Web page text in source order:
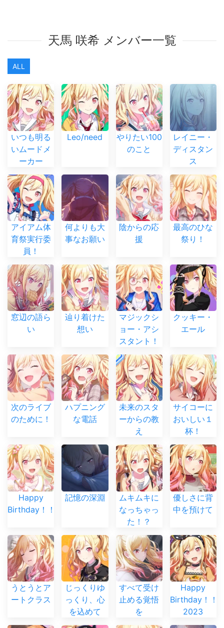
天馬 咲希 メンバー一覧
ALL
いつも明る
いムードメ
ーカー
Leo/need
やりたい100
のこと
レイニー・
ディスタン
ス
アイアム体
育祭実行委
員！
何よりも大
事なお願い
陰からの応
援
最高のひな
祭り！
窓辺の語ら
い
辿り着けた
想い
マジックシ
ョー・アシ
スタント！
クッキー・
エール
次のライブ
のために！
ハプニング
な電話
未来のスタ
ーからの教
え
サイコーに
おいしい１
杯！
Happy
Birthday！！
記憶の深淵
ムキムキに
なっちゃっ
た！？
優しさに背
中を預けて
うとうとア
ートクラス
じっくりゆ
っくり、心
を込めて
すべて受け
止める覚悟
を
Happy
Birthday！！
2023